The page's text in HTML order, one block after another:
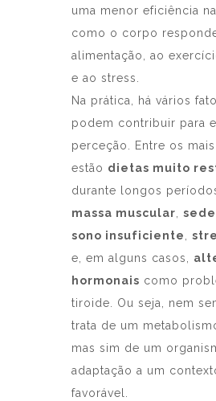
uma menor eficiência
como o corpo
alimentação, ao
e ao stress.
Na prática, há vários
podem contribuir para
perceção. Entre os
estão dietas muito
durante longos
massa muscular
sono insuficiente
e, em alguns casos,
hormonais como
tiroide. Ou seja, nem
trata de um metabolismo
mas sim de um
adaptação a um
favorável.